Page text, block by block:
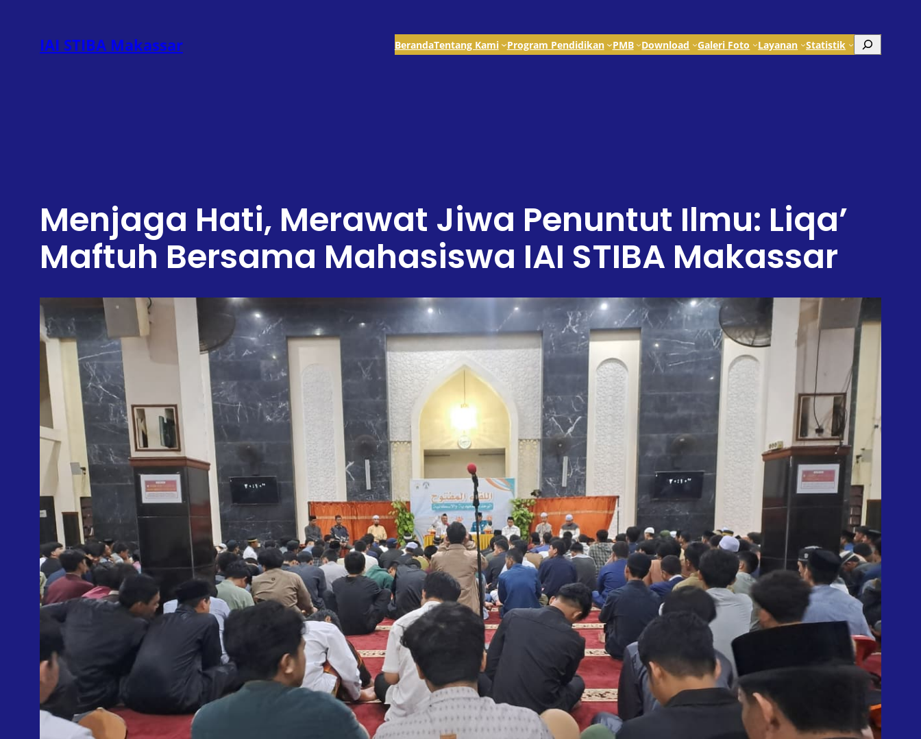
konten
IAI STIBA Makassar BerandaTentang Kami Program Pendidikan PMB Download Galeri Foto Layanan Statistik Search
Menjaga Hati, Merawat Jiwa Penuntut Ilmu: Liqa’
Maftuh Bersama Mahasiswa IAI STIBA Makassar